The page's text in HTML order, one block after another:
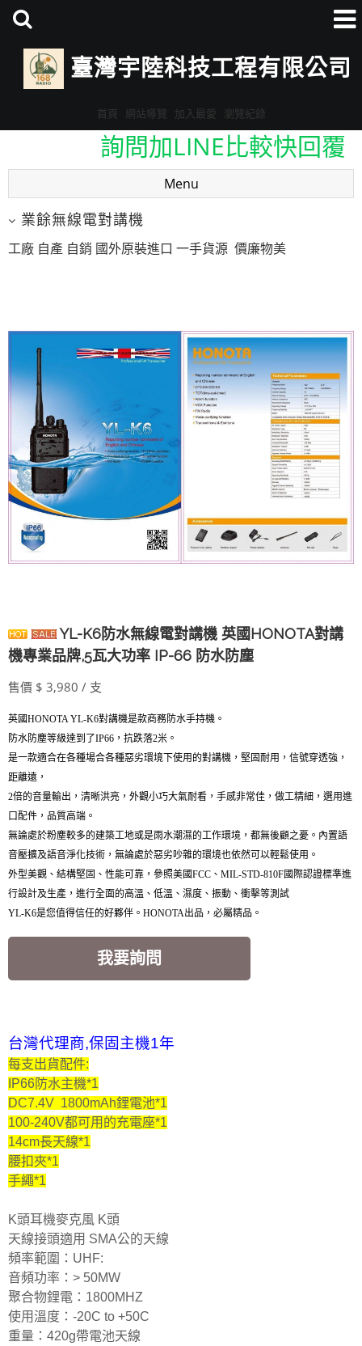
臺灣宇陸科技工程有限公司
首頁 網站導覽 加入最愛 瀏覽紀錄
詢問加LINE比較快回覆
ID:@eav3678v
詢問加LINE比較快回覆
ID:@eav3678v
Menu
業餘無線電對講機
工廠 自產 自銷 國外原裝進口 一手貨源 價廉物美
YL-K6防水無線電對講機 英國HONOTA對講
機專業品牌,5瓦大功率 IP-66 防水防塵
售價 $ 3,980 / 支
英國HONOTA YL-K6對講機是款商務防水手持機。
防水防塵等級達到了IP66，抗跌落2米。
是一款適合在各種場合各種惡劣環境下使用的對講機，堅固耐用，信號穿透強，
距離遠，
2倍的音量輸出，清晰洪亮，外觀小巧大氣耐看，手感非常佳，做工精細，選用進
口配件，品質高端。
無論處於粉塵較多的建築工地或是雨水潮濕的工作環境，都無後顧之憂。內置語
音壓擴及語音淨化技術，無論處於惡劣吵雜的環境也依然可以輕鬆使用。
外型美觀、結構堅固、性能可靠，參照美國FCC、MIL-STD-810F國際認證標準進
行設計及生產，進行全面的高溫、低溫、濕度、振動、衝擊等測試
YL-K6是您值得信任的好夥伴。HONOTA出品，必屬精品。
我要詢問
台灣代理商,保固主機1年
每支出貨配件:
IP66防水主機*1
DC7.4V 1800mAh鋰電池*1
100-240V都可用的充電座*1
14cm長天線*1
腰扣夾*1
手繩*1
K頭耳機麥克風 K頭
天線接頭適用 SMA公的天線
頻率範圍：UHF:
音頻功率：> 50MW
聚合物鋰電：1800MHZ
使用溫度：-20C to +50C
重量：420g帶電池天線